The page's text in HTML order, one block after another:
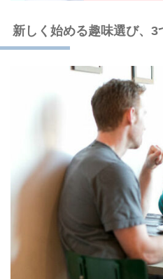
新しく始める趣味選び、3